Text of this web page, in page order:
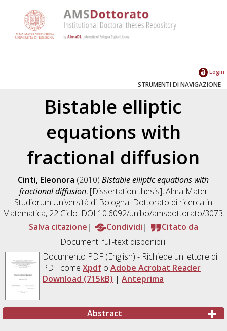
Login
STRUMENTI DI NAVIGAZIONE
Bistable elliptic
equations with
fractional diffusion
Cinti, Eleonora (2010)Bistable elliptic equations with
fractional diffusion, [Dissertation thesis], Alma Mater
Studiorum Università di Bologna. Dottorato di ricerca in
Matematica, 22 Ciclo. DOI 10.6092/unibo/amsdottorato/3073.
Salva citazione
Condividi
Citato da
Documenti full-text disponibili:
Documento PDF(English) - Richiede un lettore di
PDF come Xpdfo Adobe Acrobat Reader
Download (715kB) | Anteprima
Abstract